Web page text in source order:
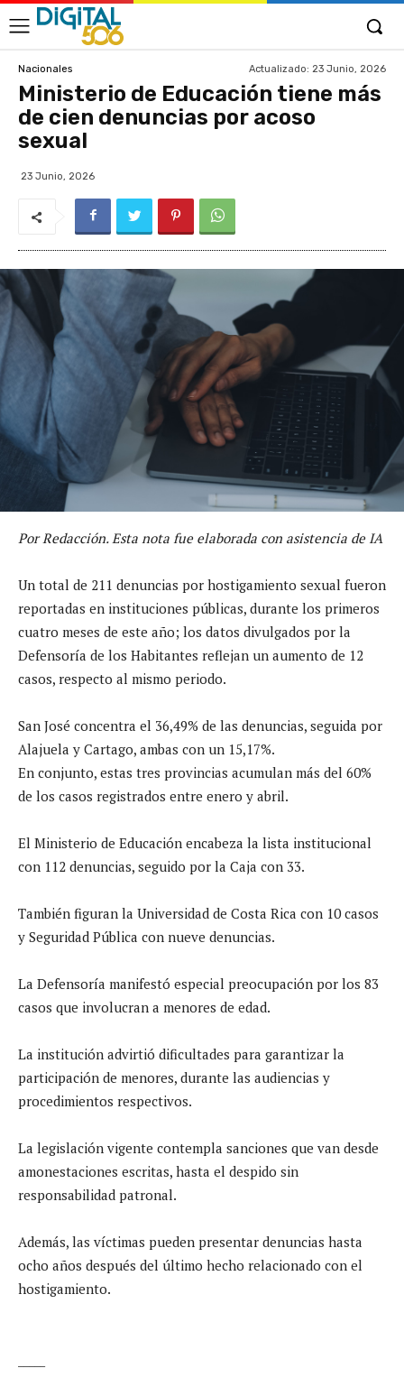
Nacionales Actualizado: 23 Junio, 2026
Ministerio de Educación tiene más
de cien denuncias por acoso
sexual
23 Junio, 2026
Por Redacción. Esta nota fue elaborada con asistencia de IA
Un total de 211 denuncias por hostigamiento sexual fueron
reportadas en instituciones públicas, durante los primeros
cuatro meses de este año; los datos divulgados por la
Defensoría de los Habitantes reflejan un aumento de 12
casos, respecto al mismo periodo.
San José concentra el 36,49% de las denuncias, seguida por
Alajuela y Cartago, ambas con un 15,17%.
En conjunto, estas tres provincias acumulan más del 60%
de los casos registrados entre enero y abril.
El Ministerio de Educación encabeza la lista institucional
con 112 denuncias, seguido por la Caja con 33.
También figuran la Universidad de Costa Rica con 10 casos
y Seguridad Pública con nueve denuncias.
La Defensoría manifestó especial preocupación por los 83
casos que involucran a menores de edad.
La institución advirtió dificultades para garantizar la
participación de menores, durante las audiencias y
procedimientos respectivos.
La legislación vigente contempla sanciones que van desde
amonestaciones escritas, hasta el despido sin
responsabilidad patronal.
Además, las víctimas pueden presentar denuncias hasta
ocho años después del último hecho relacionado con el
hostigamiento.